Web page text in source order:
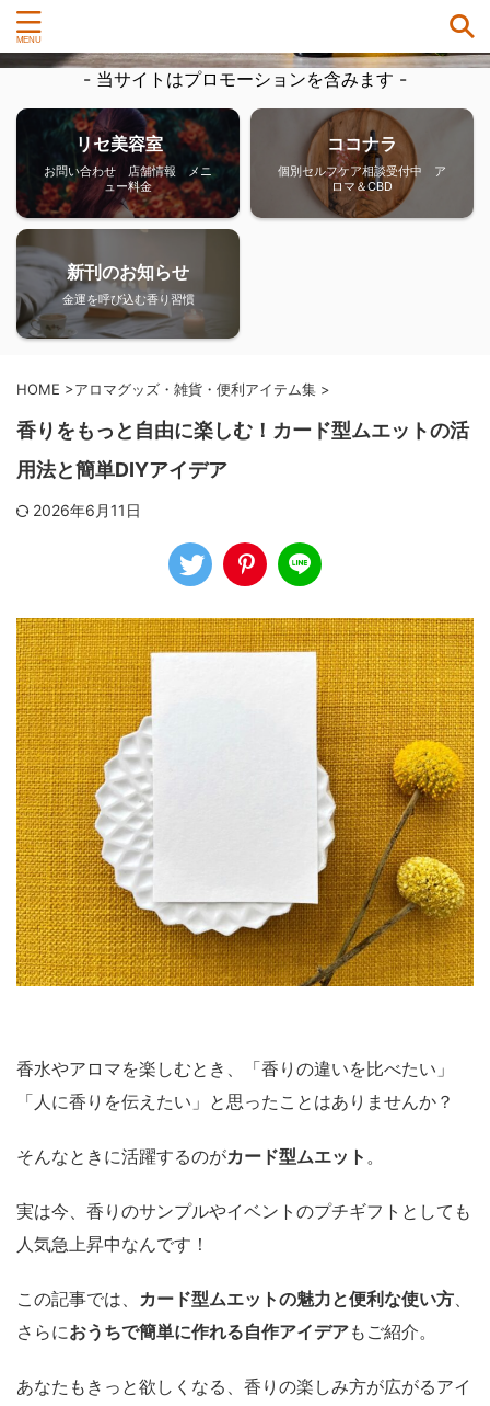
- 当サイトはプロモーションを含みます -
リセ美容室
お問い合わせ 店舗情報 メニ
ュー料金
ココナラ
個別セルフケア相談受付中 ア
ロマ＆CBD
新刊のお知らせ
金運を呼び込む香り習慣
HOME >アロマグッズ・雑貨・便利アイテム集 >
香りをもっと自由に楽しむ！カード型ムエットの活
用法と簡単DIYアイデア
2026年6月11日
香水やアロマを楽しむとき、「香りの違いを比べたい」
「人に香りを伝えたい」と思ったことはありませんか？
そんなときに活躍するのがカード型ムエット 。
実は今、香りのサンプルやイベントのプチギフトとしても
人気急上昇中なんです！
この記事では、 カード型ムエットの魅力と便利な使い方
さらにおうちで簡単に作れる自作アイデアもご紹介。
あなたもきっと欲しくなる、香りの楽しみ方が広がるアイ